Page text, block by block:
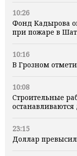
10:26
Фонд Кадырова
при пожаре в
10:16
В Грозном
10:08
Строительные
23:15
Доллар